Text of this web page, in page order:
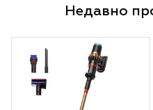
Недавно